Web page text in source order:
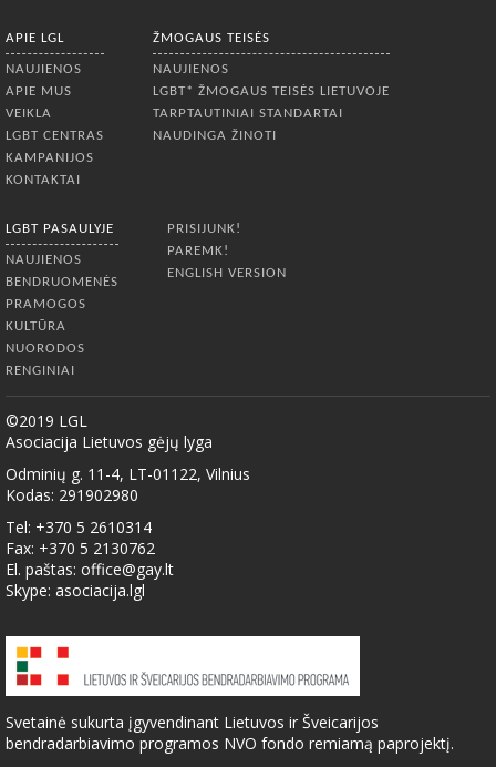
APIE LGL
NAUJIENOS
APIE MUS
VEIKLA
LGBT CENTRAS
KAMPANIJOS
KONTAKTAI
ŽMOGAUS TEISĖS
NAUJIENOS
LGBT* ŽMOGAUS TEISĖS LIETUVOJE
TARPTAUTINIAI STANDARTAI
NAUDINGA ŽINOTI
LGBT PASAULYJE
NAUJIENOS
BENDRUOMENĖS
PRAMOGOS
KULTŪRA
NUORODOS
RENGINIAI
PRISIJUNK!
PAREMK!
ENGLISH VERSION
©2019 LGL
Asociacija Lietuvos gėjų lyga
Odminių g. 11-4, LT-01122, Vilnius
Kodas: 291902980
Tel: +370 5 2610314
Fax: +370 5 2130762
El. paštas: office@gay.lt
Skype: asociacija.lgl
Svetainė sukurta įgyvendinant Lietuvos ir Šveicarijos
bendradarbiavimo programos NVO fondo remiamą paprojektį.